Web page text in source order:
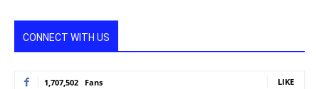
CONNECT WITH US
1,707,502 Fans LIKE